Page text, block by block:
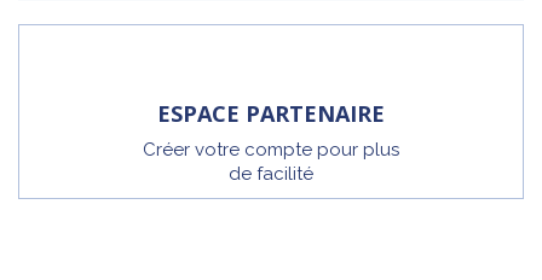
ESPACE PARTENAIRE
Créer votre compte pour plus
de facilité